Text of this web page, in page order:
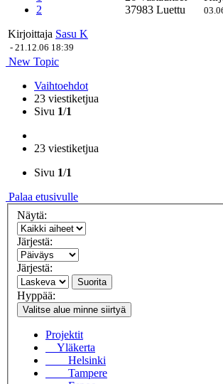
2
Kirjoittaja Sasu K
- 21.12.06 18:39
37983 Luettu
New Topic
Vaihtoehdot
23 viestiketjua
Sivu 1/1
23 viestiketjua
Sivu 1/1
Palaa etusivulle
Näytä:
Järjestä:
Järjestä:
Suorita
Hyppää:
Valitse alue minne siirtyä
Projektit
Yläkerta
Helsinki
Tampere